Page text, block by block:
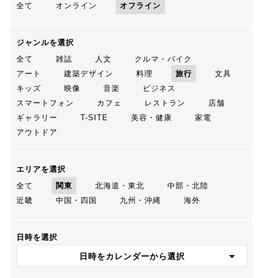
全て
オンライン オフライン
ジャンルを選択
全て
雑誌 人文
クルマ・バイク
アート
建築デザイン 料理 旅行
文具
キッズ
映像 音楽
ビジネス
スマートフォン
カフェ レストラン
店舗
ギャラリー
T-SITE 美容・健康
家電
アウトドア
エリアを選択
全て
関東 北海道・東北
中部・北陸
近畿
中国・四国 九州・沖縄 海外
日時を選択
日時をカレンダーから選択